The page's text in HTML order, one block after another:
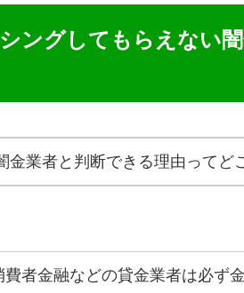
ングしてもらえない
金業者と判断できる理由ってど
費者金融などの貸金業者は必ず